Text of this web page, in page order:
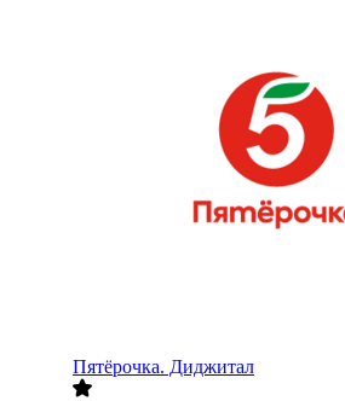
Пятёрочка. Диджитал